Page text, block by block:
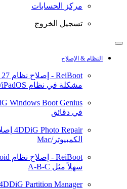
مركز الحسابات
تسجيل الخروج
النظام & الإصلاح
ReiBoot - إصلاح نظام iOS
مشكلة في نظام iOS/iPadOS
Windows Boot Genius
في دقائق
4DDiG Photo Repair
الكمبيوتر/Mac
ReiBoot - إصلاح نظام Android
سهلاً مثل A-B-C
Partition Manager